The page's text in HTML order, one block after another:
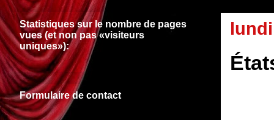
Statistiques sur le nombre de pages
vues (et non pas «visiteurs
uniques»):
Formulaire de contact